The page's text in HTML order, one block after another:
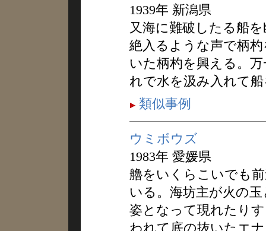
1939年 新潟県
又海に難破したる船
絶入るような声で柄
いた柄杓を興える。
れで水を汲み入れて
類似事例
ウミボウズ
1983年 愛媛県
艪をいくらこいでも
いる。海坊主が火の
姿となって現れたり
われて底の抜いたエ